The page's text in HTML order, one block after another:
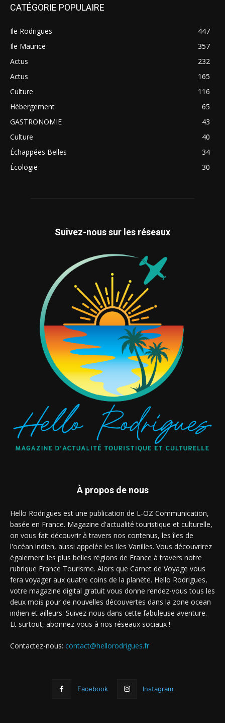
CATÉGORIE POPULAIRE
Ile Rodrigues
447
Ile Maurice
357
Actus
232
Actus
165
Culture
116
Hébergement
65
GASTRONOMIE
43
Culture
40
Échappées Belles
34
Écologie
30
Suivez-nous sur les réseaux
À propos de nous
Hello Rodrigues est une publication de L-OZ Communication,
basée en France. Magazine d'actualité touristique et culturelle,
on vous fait découvrir à travers nos contenus, les îles de
l'océan indien, aussi appelée les Iles Vanilles. Vous découvrirez
également les plus belles régions de France à travers notre
rubrique France Tourisme. Alors que Carnet de Voyage vous
fera voyager aux quatre coins de la planète. Hello Rodrigues,
votre magazine digital gratuit vous donne rendez-vous tous les
deux mois pour de nouvelles découvertes dans la zone ocean
indien et ailleurs. Suivez-nous dans cette fabuleuse aventure.
Et surtout, abonnez-vous à nos réseaux sociaux !
Contactez-nous: contact@hellorodrigues.fr
Facebook Instagram